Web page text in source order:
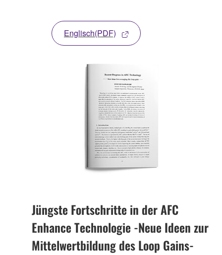
Englisch(PDF)
Jüngste Fortschritte in der AFC
Enhance Technologie -Neue Ideen zur
Mittelwertbildung des Loop Gains-